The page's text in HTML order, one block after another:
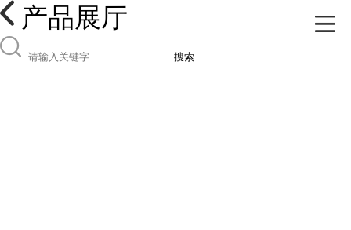
产品展厅
搜索